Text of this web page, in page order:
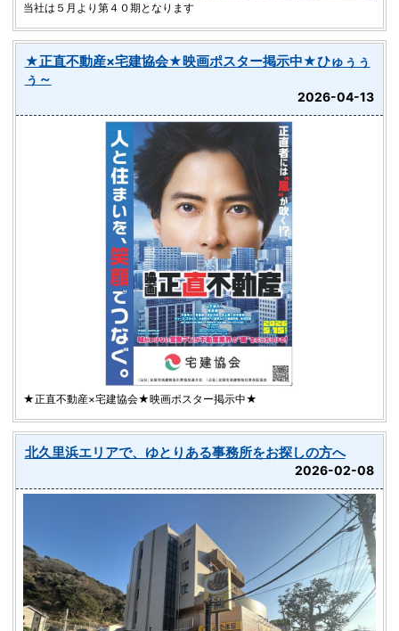
当社は５月より第４０期となります
★正直不動産×宅建協会★映画ポスター掲示中★ひゅぅぅ
ぅ～
2026-04-13
★正直不動産×宅建協会★映画ポスター掲示中★
北久里浜エリアで、ゆとりある事務所をお探しの方へ
2026-02-08